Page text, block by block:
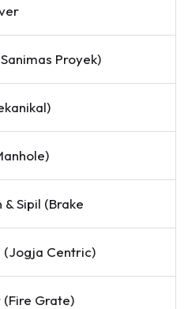
Proyek)
(Jogja Centric)
(Fire Grate)